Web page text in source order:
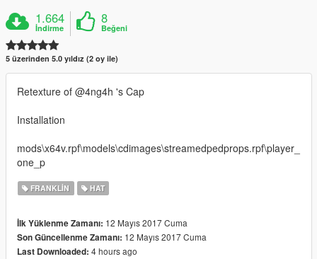
1.664
İndirme
8
Beğeni
5 üzerinden 5.0 yıldız (2 oy ile)
Retexture of @4ng4h 's Cap
Installation
mods\x64v.rpf\models\cdimages\streamedpedprops.rpf\player_
one_p
FRANKLIN HAT
İlk Yüklenme Zamanı: 12 Mayıs 2017 Cuma
Son Güncellenme Zamanı: 12 Mayıs 2017 Cuma
Last Downloaded: 4 hours ago